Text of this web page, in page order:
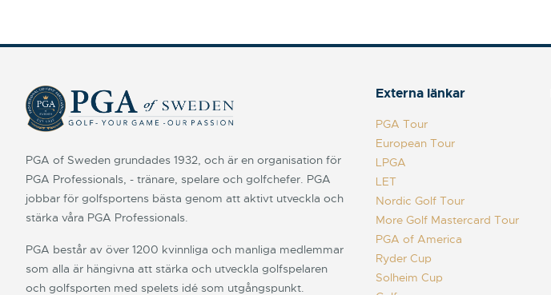
PGA of Sweden grundades 1932, och är en organisation för
PGA Professionals, - tränare, spelare och golfchefer. PGA
jobbar för golfsportens bästa genom att aktivt utveckla och
stärka våra PGA Professionals.
PGA består av över 1200 kvinnliga och manliga medlemmar
som alla är hängivna att stärka och utveckla golfspelaren
och golfsporten med spelets idé som utgångspunkt.
Externa länkar
PGA Tour
European Tour
LPGA
LET
Nordic Golf Tour
More Golf Mastercard Tour
PGA of America
Ryder Cup
Solheim Cup